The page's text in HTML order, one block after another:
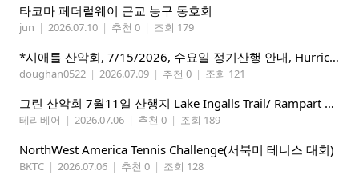
타코마 페더럴웨이 근교 농구 동호회
jun | 2026.07.10 | 추천 0 | 조회 179
*시애틀 산악회, 7/15/2026, 수요일 정기산행 안내, Hurricane Ridge*
doughan0522 | 2026.07.09 | 추천 0 | 조회 121
그린 산악회 7월11일 산행지 Lake Ingalls Trail/ Rampart Lake Via Rachel lake trail
테리베어 | 2026.07.06 | 추천 0 | 조회 189
NorthWest America Tennis Challenge(서북미 테니스 대회)
BKTC | 2026.07.06 | 추천 0 | 조회 128